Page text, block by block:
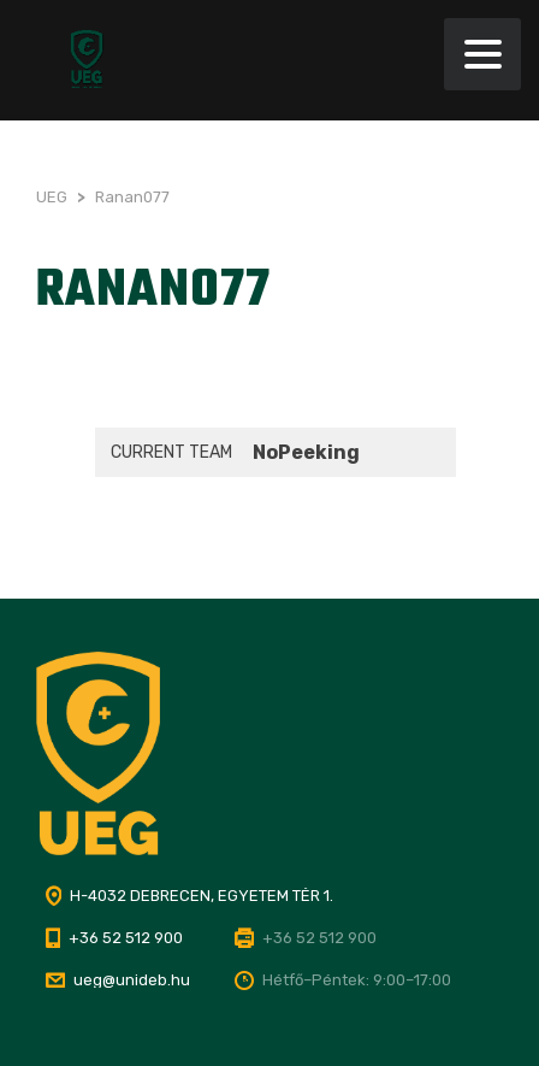
UEG > Ranan077
RANAN077
CURRENT TEAM NoPeeking
H-4032 DEBRECEN, EGYETEM TÉR 1.
+36 52 512 900 +36 52 512 900
ueg@unideb.hu Hétfő–Péntek: 9:00–17:00